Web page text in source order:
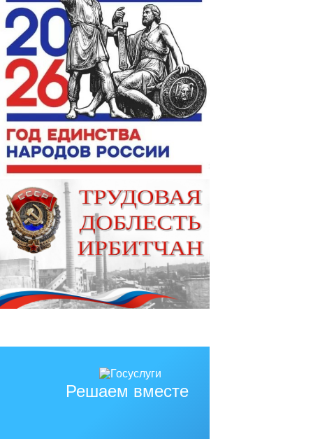
Решаем вместе